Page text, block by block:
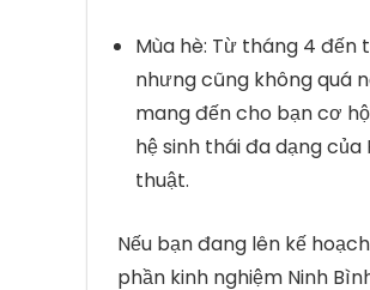
Mùa hè: Từ tháng 4 đến
nhưng cũng không quá
mang đến cho bạn cơ
hệ sinh thái đa dạng
thuật.
Nếu bạn đang lên kế
phần kinh nghiệm Ninh